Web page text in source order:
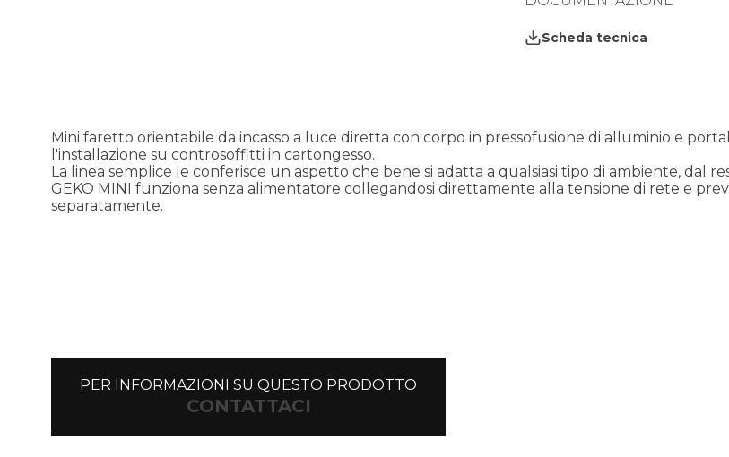
Scheda tecnica
Mini faretto orientabile da incasso a luce diretta con corpo in pressofusione di alluminio e
l'installazione su controsoffitti in cartongesso.
La linea semplice le conferisce un aspetto che bene si adatta a qualsiasi tipo di ambiente, dal
GEKO MINI funziona senza alimentatore collegandosi direttamente alla tensione di rete e
separatamente.
PER INFORMAZIONI SU QUESTO PRODOTTO
CONTATTACI